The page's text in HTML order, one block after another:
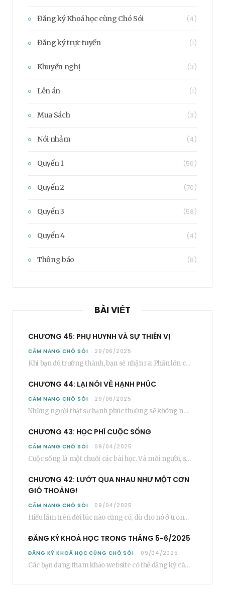
Đăng ký Khoá học cùng Chó Sói (4)
Đăng ký trực tuyến (1)
Khuyến nghị (3)
Lên án (1)
Mua Sách (3)
Nói nhảm (4)
Quyển 1 (56)
Quyển 2 (70)
Quyển 3 (58)
Quyển 4 (4)
Thông báo (8)
BÀI VIẾT
CHƯƠNG 45: PHỤ HUYNH VÀ SỰ THIÊN VỊ
CẨM NANG CHÓ SÓI 29/06/2025
Khi bạn đủ trưởng thành, bạn sẽ nhận ra: Phần lớn các bậc phụ huynh…
CHƯƠNG 44: LẠI NÓI VỀ HẠNH PHÚC
CẨM NANG CHÓ SÓI 29/06/2025
Những người thật sự hạnh phúc thường sẽ không nói cụ thể rằng bạn “phải”…
CHƯƠNG 43: HỌC PHÍ CUỘC SỐNG
CẨM NANG CHÓ SÓI 09/04/2025
Cuộc sống là một chuỗi các bài học. Và mỗi người, sẽ phải học rất…
CHƯƠNG 42: LƯỚT QUA NHAU NHƯ MỘT CƠN
GIÓ THOẢNG!
CẨM NANG CHÓ SÓI 09/04/2025
Hiểu lầm trên đời lúc nào cũng có, dù cho nó ở trong một mối…
ĐĂNG KÝ KHOÁ HỌC TRONG THÁNG 5-6/2025
ĐĂNG KÝ KHOÁ HỌC CÙNG CHÓ SÓI 09/04/2025
Các bạn đang tham khảo website có thể đăng ký các khoá học cơ bản…